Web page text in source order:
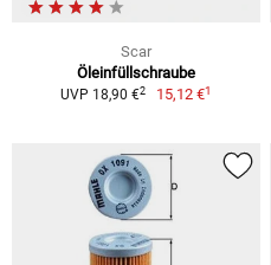
Scar
Öleinfüllschraube
UVP 18,90 €2 15,12 €1